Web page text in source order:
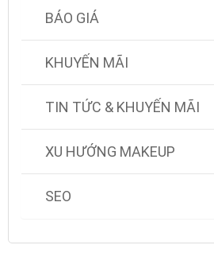
BÁO GIÁ
KHUYẾN MÃI
TIN TỨC & KHUYẾN MÃI
XU HƯỚNG MAKEUP
SEO